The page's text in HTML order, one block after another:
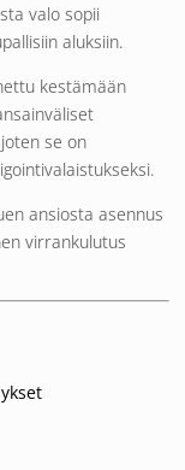
valo sopii
aluksiin.
kestämään
se on
ansiosta asennus
virrankulutus